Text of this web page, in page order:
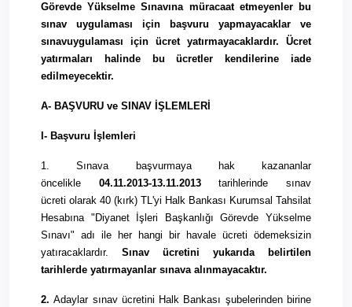
Görevde Yükselme Sınavına müracaat etmeyenler bu
sınav uygulaması için başvuru yapmayacaklar ve
sınavuygulaması için ücret yatırmayacaklardır. Ücret
yatırmaları halinde bu ücretler kendilerine iade
edilmeyecektir.
A- BAŞVURU ve SINAV İŞLEMLERİ
I- Başvuru İşlemleri
1. Sınava başvurmaya hak kazananlar
öncelikle 04.11.2013-13.11.2013tarihlerindesınav
ücreti olarak 40 (kırk) TL'yi Halk Bankası Kurumsal Tahsilat
Hesabına "Diyanet İşleri Başkanlığı Görevde Yükselme
Sınavı" adı ile her hangi bir havale ücreti ödemeksizin
yatıracaklardır. Sınav ücretini yukarıda belirtilen
tarihlerde yatırmayanlar sınava alınmayacaktır.
2. Adaylar sınav ücretini Halk Bankası şubelerinden birine